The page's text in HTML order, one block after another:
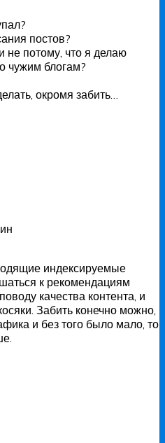
постов?
не потому, что я делаю
чужим блогам?
окромя забить…
индексируемые
к рекомендациям
качества контента, и
Забить конечно можно,
и без того было мало, то